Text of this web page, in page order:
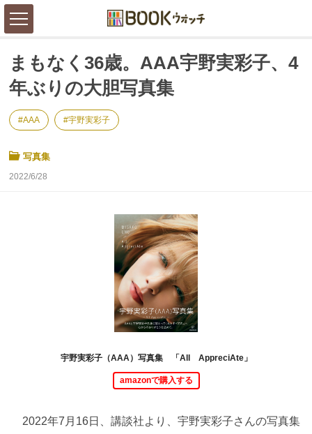
まもなく36歳。AAA宇野実彩子、4
年ぶりの大胆写真集
AAA 宇野実彩子
写真集
2022/6/28
宇野実彩子（AAA）写真集 「All AppreciAte」
amazonで購入する
2022年7月16日、講談社より、宇野実彩子さんの写真集